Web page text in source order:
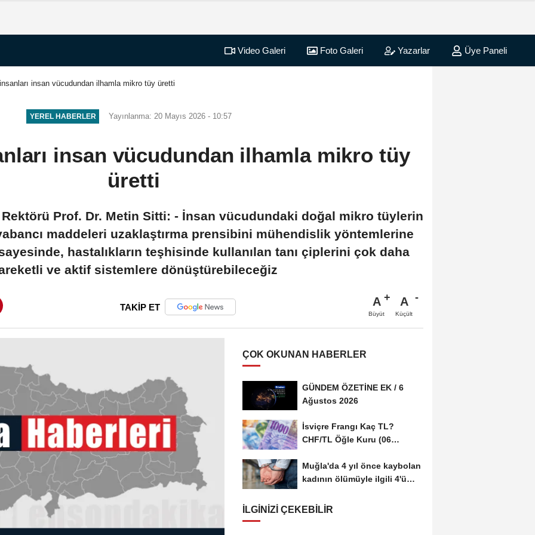
Video Galeri Foto Galeri Yazarlar Üye Paneli
insan vücudundan ilhamla mikro tüy üretti
YEREL HABERLER Yayınlanma: 20 Mayıs 2026 - 10:57
insan vücudundan ilhamla mikro tüy
üretti
Prof. Dr. Metin Sitti: - İnsan vücudundaki doğal mikro tüylerin
maddeleri uzaklaştırma prensibini mühendislik yöntemlerine
hastalıkların teşhisinde kullanılan tanı çiplerini çok daha
ve aktif sistemlere dönüştürebileceğiz
TAKİP ET A
Büyüt
A
Küçült
ÇOK OKUNAN HABERLER
GÜNDEM ÖZETİNE EK / 6
Ağustos 2026
İsviçre Frangı Kaç TL?
CHF/TL Öğle Kuru (06
Muğla'da 4 yıl önce kaybolan
kadının ölümüyle ilgili 4'ü
İLGINIZI ÇEKEBILIR